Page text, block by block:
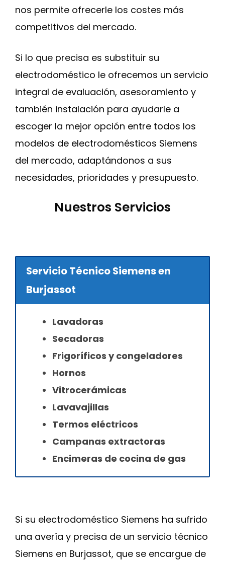
nos permite ofrecerle los costes más
competitivos del mercado.
Si lo que precisa es substituir su
electrodoméstico le ofrecemos un servicio
integral de evaluación, asesoramiento y
también instalación para ayudarle a
escoger la mejor opción entre todos los
modelos de electrodomésticos Siemens
del mercado, adaptándonos a sus
necesidades, prioridades y presupuesto.
Nuestros Servicios
Servicio Técnico Siemens en
Burjassot
Lavadoras
Secadoras
Frigoríficos y congeladores
Hornos
Vitrocerámicas
Lavavajillas
Termos eléctricos
Campanas extractoras
Encimeras de cocina de gas
Si su electrodoméstico Siemens ha sufrido
una avería y precisa de un servicio técnico
Siemens en Burjassot, que se encargue de